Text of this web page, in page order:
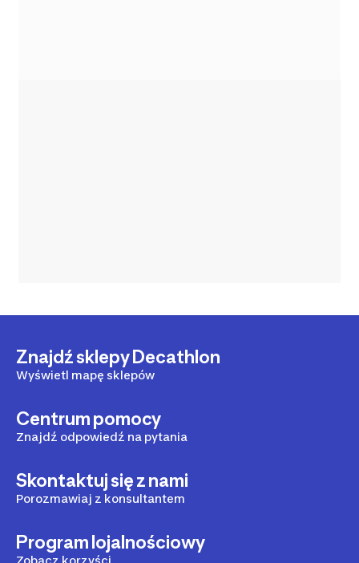
Znajdź sklepy Decathlon
Wyświetl mapę sklepów
Centrum pomocy
Znajdź odpowiedź na pytania
Skontaktuj się z nami
Porozmawiaj z konsultantem
Program lojalnościowy